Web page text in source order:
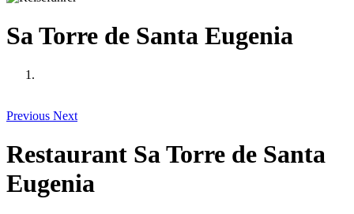
Sa Torre de Santa Eugenia
Previous Next
Restaurant Sa Torre de Santa
Eugenia